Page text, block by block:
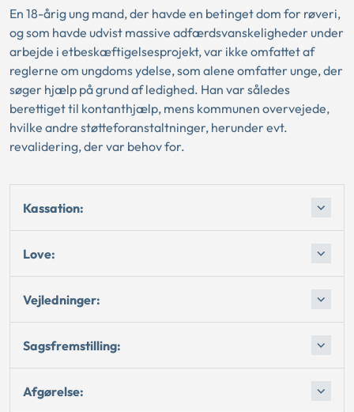
En 18-årig ung mand, der havde en betinget dom for røveri,
og som havde udvist massive adfærdsvanskeligheder under
arbejde i etbeskæftigelsesprojekt, var ikke omfattet af
reglerne om ungdoms ydelse, som alene omfatter unge, der
søger hjælp på grund af ledighed. Han var således
berettiget til kontanthjælp, mens kommunen overvejede,
hvilke andre støtteforanstaltninger, herunder evt.
revalidering, der var behov for.
Kassation:
Love:
Vejledninger:
Sagsfremstilling:
Afgørelse: